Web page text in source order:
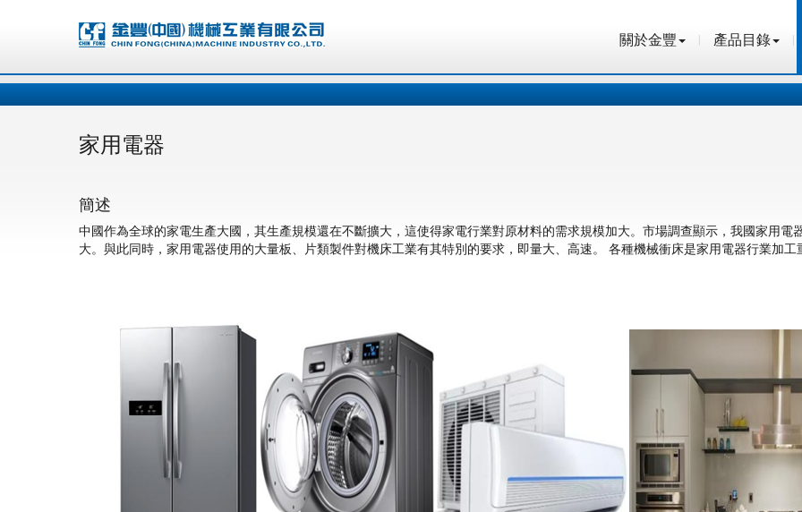
關於金豐 產品目錄
關於金豐 產品目錄
家用電器
簡述
中國作為全球的家電生產大國，其生產規模還在不斷擴大，這使得家電行業對原材料的需求規模加大。市場調查顯示，我國家用
大。與此同時，家用電器使用的大量板、片類製件對機床工業有其特別的要求，即量大、高速。 各種機械衝床是家用電器行業加工